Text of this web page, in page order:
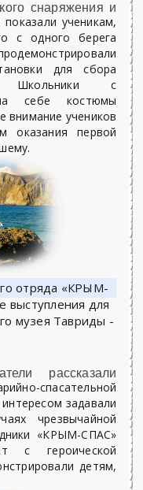
снаряжения и
ученикам,
с одного берега
для сбора
Школьники с
себе костюмы
внимание учеников
оказания первой
рассказали
спасательной
задавали
чрезвычайной
«КРЫМ-СПАС»
с героической
детям,